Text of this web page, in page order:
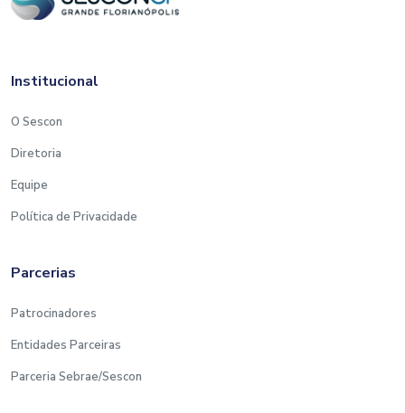
Institucional
O Sescon
Diretoria
Equipe
Política de Privacidade
Parcerias
Patrocinadores
Entidades Parceiras
Parceria Sebrae/Sescon